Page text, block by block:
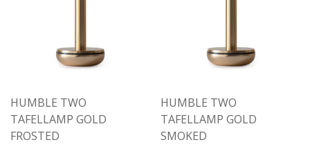
HUMBLE TWO
TAFELLAMP GOLD
FROSTED
HUMBLE TWO
TAFELLAMP GOLD
SMOKED